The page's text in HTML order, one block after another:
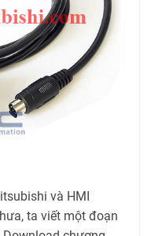
và HMI
ta viết một đoạn